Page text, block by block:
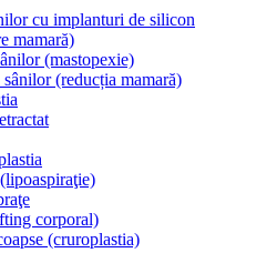
cu implanturi de silicon
mamară)
(mastopexie)
(reducția mamară)
corporal)
(cruroplastia)